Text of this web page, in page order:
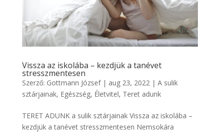
Vissza az iskolába – kezdjük a tanévet
stresszmentesen
Szerző: Gottmann József| aug 23, 2022| A sulik
sztárjainak, Egészség, Életvitel, Teret adunk
TERET ADUNK a sulik sztárjainak Vissza az iskolába –
kezdjük a tanévet stresszmentesen Nemsokára